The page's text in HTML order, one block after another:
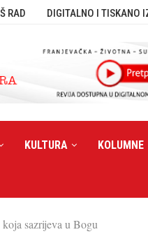
RAD DIGITALNO I TISKANO
KULTURA KOLUMNE
sazrijeva u Bogu